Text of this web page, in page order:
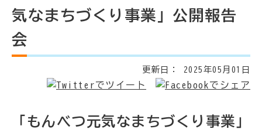
気なまちづくり事業」公開報告
会
更新日： 2025年05月01日
「もんべつ元気なまちづくり事業」